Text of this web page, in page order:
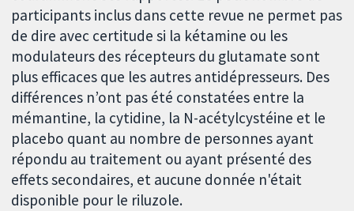
participants inclus dans cette revue ne permet pas
de dire avec certitude si la kétamine ou les
modulateurs des récepteurs du glutamate sont
plus efficaces que les autres antidépresseurs. Des
différences n’ont pas été constatées entre la
mémantine, la cytidine, la N-acétylcystéine et le
placebo quant au nombre de personnes ayant
répondu au traitement ou ayant présenté des
effets secondaires, et aucune donnée n'était
disponible pour le riluzole.